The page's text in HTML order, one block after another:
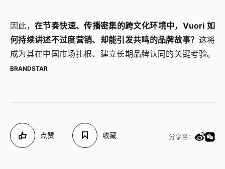
因此，在节奏快速、传播密集的跨文化环境中，Vuori 如
何持续讲述不过度营销、却能引发共鸣的品牌故事？ 这将
成为其在中国市场扎根、建立长期品牌认同的关键考验。
BRANDSTAR
点赞 收藏 分享至：